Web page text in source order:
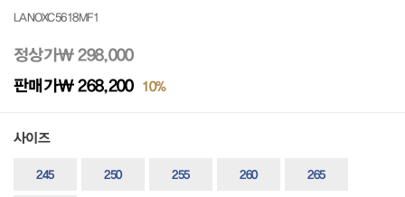
LANOXC5618MF1
정상가₩ 298,000
판매가₩ 268,200 10%
사이즈
245 250 255 260 265